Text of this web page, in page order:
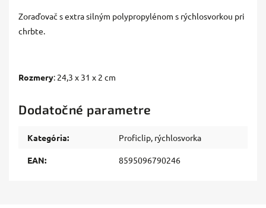
Zoraďovač s extra silným polypropylénom s rýchlosvorkou pri
chrbte.
Rozmery: 24,3 x 31 x 2 cm
Dodatočné parametre
Kategória: Proficlip, rýchlosvorka
EAN: 8595096790246